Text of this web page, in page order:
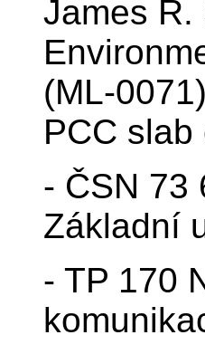
James R.
(ML-
PCC
- ČSN 73
Základní
- TP 170